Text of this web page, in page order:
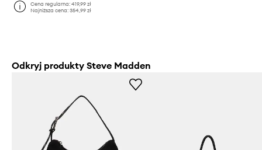
Cena regularna:419,99 zł
Najniższa cena:354,99 zł
Odkryj produkty Steve Madden